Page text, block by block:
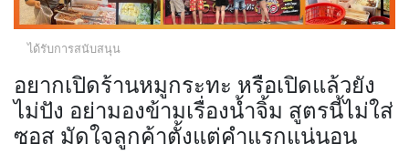
ได้รับการสนับสนุน
อยากเปิดร้านหมูกระทะ หรือเปิดแล้วยัง
ไม่ปัง อย่ามองข้ามเรื่องน้ำจิ้ม สูตรนี้ไม่ใส่
ซอส มัดใจลูกค้าตั้งแต่คำแรกแน่นอน